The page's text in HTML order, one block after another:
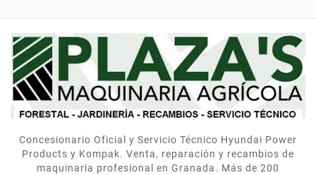
explicó cómo usarlo
correctamente. Muy
contentos.
Concesionario Oficial y Servicio Técnico Hyundai Power
Products y Kompak. Venta, reparación y recambios de
maquinaria profesional en Granada. Más de 200